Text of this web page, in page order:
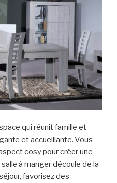
qui réunit famille et
et accueillante. Vous
cosy pour créer une
à manger découle de la
favorisez des